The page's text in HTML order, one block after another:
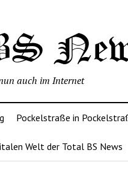
auch im Internet
Pockelstraße in
Welt der Total BS News